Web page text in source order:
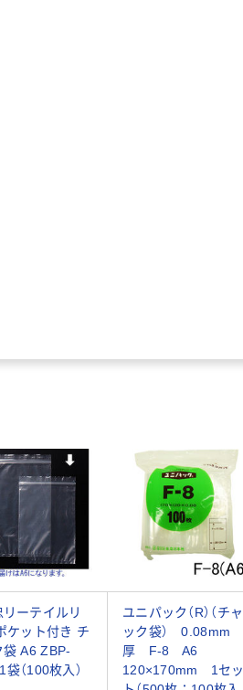
ーテイルリ
ケット付き チ
袋 A6 ZBP-
（100枚入）
ユニパック（R）（チャ
ック袋） 0.08mm
厚 F-8 A6
120×170mm 1セッ